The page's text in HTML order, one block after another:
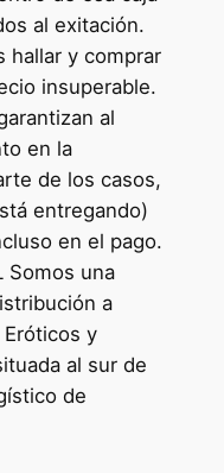
al exitación.
hallar y comprar
insuperable.
al
en la
de los casos,
entregando)
en el pago.
Somos una
a
y
al sur de
de